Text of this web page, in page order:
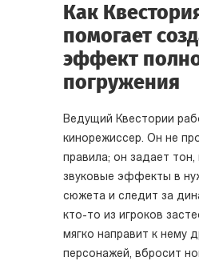
Как
помогает
эффект
погружения
Ведущий Квестории
кинорежиссер. Он не
правила; он задает тон,
звуковые эффекты в
сюжета и следит за
кто-то из игроков
мягко направит к нему
персонажей, вбросит